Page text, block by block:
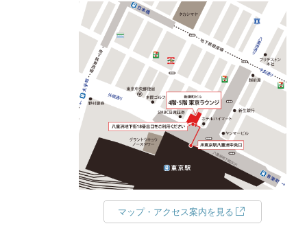
マップ・アクセス案内を見る